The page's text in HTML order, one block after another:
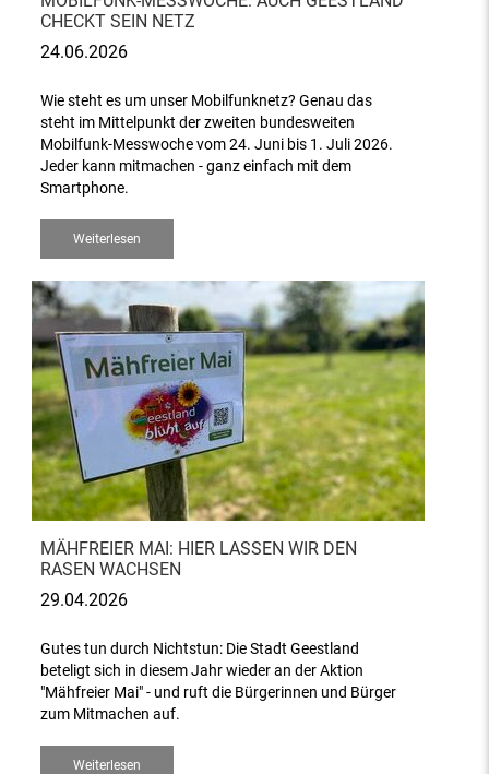
CHECKT SEIN NETZ
24.06.2026
Wie steht es um unser Mobilfunknetz? Genau das
steht im Mittelpunkt der zweiten bundesweiten
Mobilfunk-Messwoche vom 24. Juni bis 1. Juli 2026.
Jeder kann mitmachen - ganz einfach mit dem
Smartphone.
Weiterlesen
MÄHFREIER MAI: HIER LASSEN WIR DEN
RASEN WACHSEN
29.04.2026
Gutes tun durch Nichtstun: Die Stadt Geestland
beteligt sich in diesem Jahr wieder an der Aktion
"Mähfreier Mai" - und ruft die Bürgerinnen und Bürger
zum Mitmachen auf.
Weiterlesen